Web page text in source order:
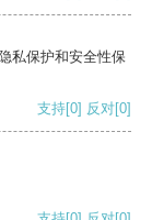
私保护和安全性保
支持[0] 反对[0]